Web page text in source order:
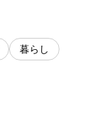
暮らし